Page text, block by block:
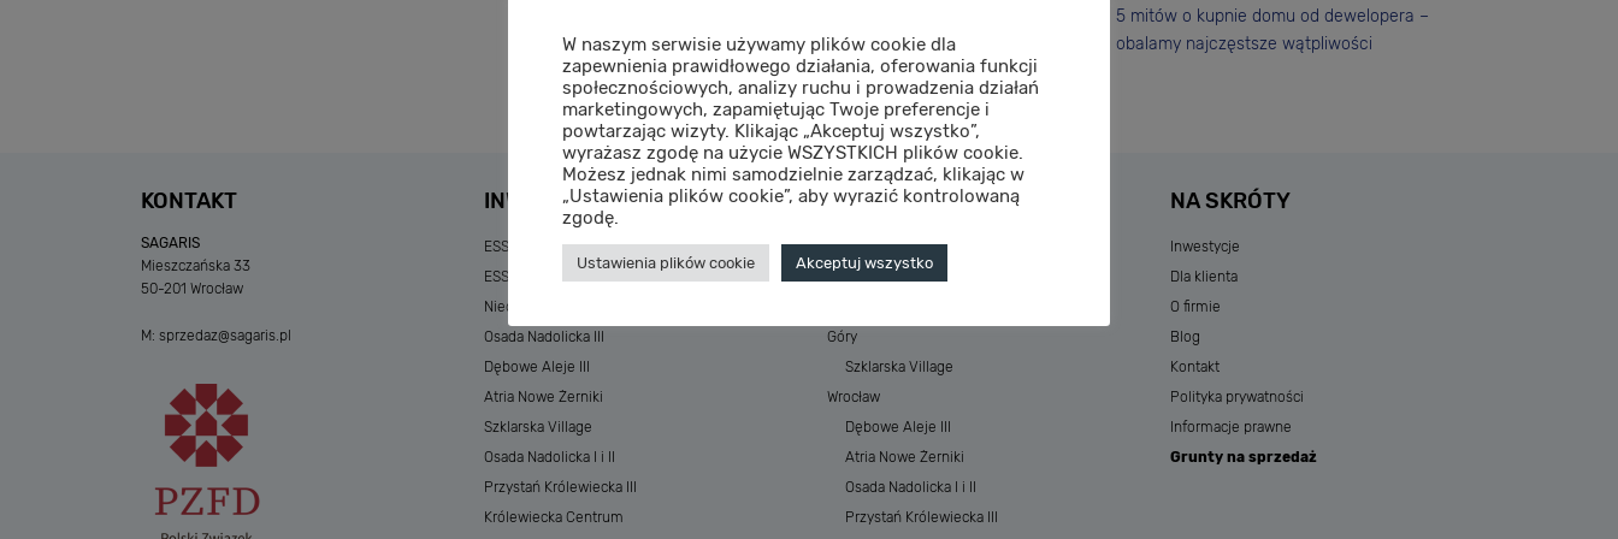
5 mitów o kupnie domu od dewelopera –
obalamy najczęstsze wątpliwości
KONTAKT
SAGARIS
Mieszczańska 33
50-201 Wrocław
M: sprzedaz@sagaris.pl
INWESTYCJE
ESSENSE Baltic Resort&SPA
ESSENSE Baltic Resort&SPA II
Niedziałkowskiego Park
Osada Nadolicka III
Dębowe Aleje III
Atria Nowe Żerniki
Szklarska Village
Osada Nadolicka I i II
Przystań Królewiecka III
Królewiecka Centrum
MIASTA
Morze
Góry
Szklarska Village
Wrocław
Dębowe Aleje III
Atria Nowe Żerniki
Osada Nadolicka I i II
Przystań Królewiecka III
NA SKRÓTY
Inwestycje
Dla klienta
O firmie
Blog
Kontakt
Polityka prywatności
Informacje prawne
Grunty na sprzedaż
W naszym serwisie używamy plików cookie dla
zapewnienia prawidłowego działania, oferowania funkcji
społecznościowych, analizy ruchu i prowadzenia działań
marketingowych, zapamiętując Twoje preferencje i
powtarzając wizyty. Klikając „Akceptuj wszystko”,
wyrażasz zgodę na użycie WSZYSTKICH plików cookie.
Możesz jednak nimi samodzielnie zarządzać, klikając w
„Ustawienia plików cookie”, aby wyrazić kontrolowaną
zgodę.
Ustawienia plików cookie Akceptuj wszystko